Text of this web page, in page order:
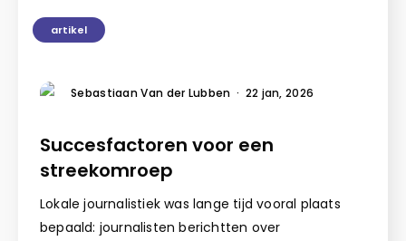
artikel
Sebastiaan Van der Lubben · 22 jan, 2026
Succesfactoren voor een
streekomroep
Lokale journalistiek was lange tijd vooral plaats
bepaald: journalisten berichtten over